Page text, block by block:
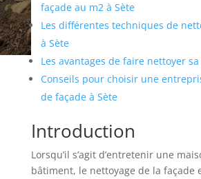
façade au m2 à Sète
Les différentes techniques de
à Sète
Les avantages de faire nettoyer
Conseils pour choisir une
de façade à Sète
Introduction
Lorsqu’il s’agit d’entretenir une
bâtiment, le nettoyage de la façade